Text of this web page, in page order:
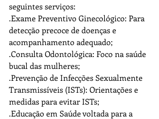
seguintes serviços:
.Exame Preventivo Ginecológico: Para
detecção precoce de doenças e
acompanhamento adequado;
.Consulta Odontológica: Foco na saúde
bucal das mulheres;
.Prevenção de Infecções Sexualmente
Transmissíveis (ISTs): Orientações e
medidas para evitar ISTs;
.Educação em Saúde voltada para a